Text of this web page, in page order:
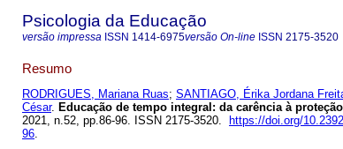
Psicologia da Educação
versão impressa ISSN 1414-6975versão On-line ISSN 2175-3520
Resumo
RODRIGUES, Mariana Ruas; SANTIAGO, Érika Jordana
César. Educação de tempo integral : da carência à proteção
2021, n.52, pp.86-96. ISSN 2175-3520.
https://doi.org/
96.